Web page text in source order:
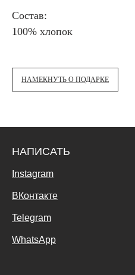
Состав:
100% хлопок
НАМЕКНУТЬ О ПОДАРКЕ
НАПИСАТЬ
Instagram
ВКонтакте
Telegram
WhatsApp